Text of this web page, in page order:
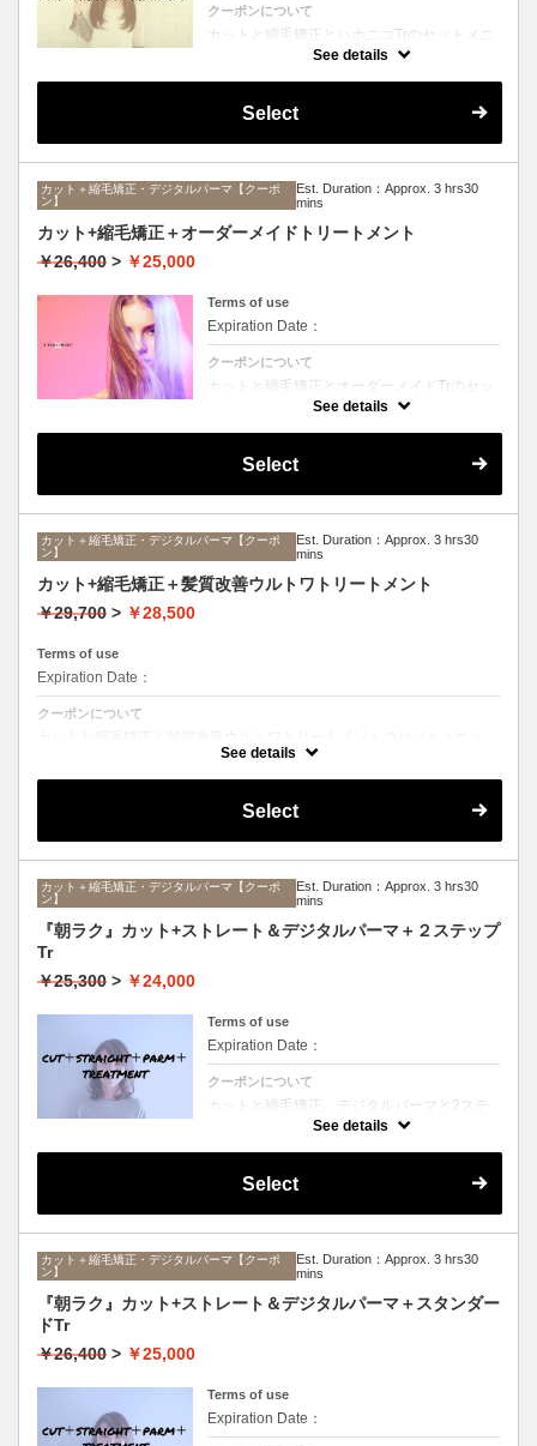
クーポンについて
カットと縮毛矯正とハホニコTrのセットメニ
ュー。髪質や状態に合わせて薬剤選定致しま
See details
Select
カット＋縮毛矯正・デジタルパーマ【クーポ
ン】
Est. Duration：Approx. 3 hrs30
mins
カット+縮毛矯正＋オーダーメイドトリートメント
￥26,400 > ￥25,000
Terms of use
Expiration Date：
クーポンについて
カットと縮毛矯正とオーダーメイドTrのセッ
トメニュー。髪質や状態に合わせて薬剤選定
See details
Select
カット＋縮毛矯正・デジタルパーマ【クーポ
ン】
Est. Duration：Approx. 3 hrs30
mins
カット+縮毛矯正＋髪質改善ウルトワトリートメント
￥29,700 > ￥28,500
Terms of use
Expiration Date：
クーポンについて
カットと縮毛矯正と髪質改善ウルトワトリートメントのセットメニュ
ー。髪質や状態に合わせて薬剤選定致します。ロング料金なし
See details
Select
カット＋縮毛矯正・デジタルパーマ【クーポ
ン】
Est. Duration：Approx. 3 hrs30
mins
『朝ラク』カット+ストレート＆デジタルパーマ＋２ステップ
Tr
￥25,300 > ￥24,000
Terms of use
Expiration Date：
クーポンについて
カットと縮毛矯正、デジタルパーマと2ステ
ップTrのセットメニュー。ボリュームは抑え
グを楽にしたい方にオススメ☆ロング料金な
See details
Select
カット＋縮毛矯正・デジタルパーマ【クーポ
ン】
Est. Duration：Approx. 3 hrs30
mins
『朝ラク』カット+ストレート＆デジタルパーマ＋スタンダー
ドTr
￥26,400 > ￥25,000
Terms of use
Expiration Date：